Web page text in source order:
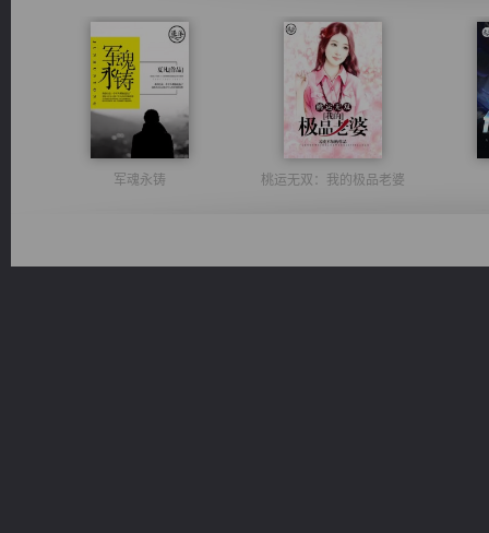
军魂永铸 桃运无双：我的极品老婆